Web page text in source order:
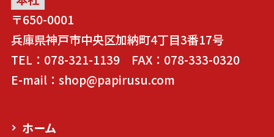
〒650-0001
兵庫県神戸市中央区加納町4丁目3番17号
TEL：078-321-1139 FAX：078-333-0320
E-mail：shop@papirusu.com
ホーム